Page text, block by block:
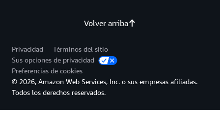
Volver arriba
Privacidad
Términos del sitio
Sus opciones de privacidad
Preferencias de cookies
© 2026, Amazon Web Services, Inc. o sus empresas afiliadas.
Todos los derechos reservados.